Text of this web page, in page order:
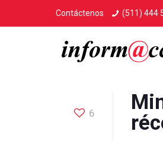
Contáctenos (511) 444
6